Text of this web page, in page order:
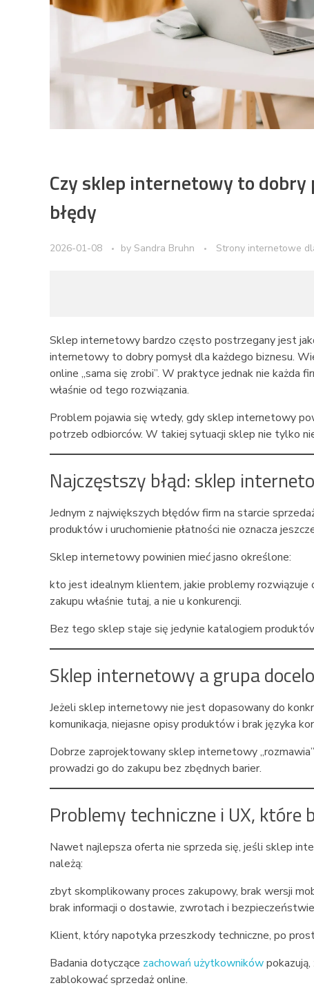
Czy sklep internetowy to dobry
błędy
2026-01-08 by Sandra Bruhn Strony internetowe
Sklep internetowy bardzo często postrzegany jest
internetowy to dobry pomysł dla każdego biznesu.
online „sama się zrobi”. W praktyce jednak nie
właśnie od tego rozwiązania.
Problem pojawia się wtedy, gdy sklep internetowy
potrzeb odbiorców. W takiej sytuacji sklep nie tylko
Najczęstszy błąd: sklep
Jednym z największych błędów firm na starcie
produktów i uruchomienie płatności nie oznacza
Sklep internetowy powinien mieć jasno określone:
kto jest idealnym klientem, jakie problemy rozwiązuje
zakupu właśnie tutaj, a nie u konkurencji.
Bez tego sklep staje się jedynie katalogiem
Sklep internetowy a grupa
Jeżeli sklep internetowy nie jest dopasowany do
komunikacja, niejasne opisy produktów i brak języka
Dobrze zaprojektowany sklep internetowy
prowadzi go do zakupu bez zbędnych barier.
Problemy techniczne i UX, które
Nawet najlepsza oferta nie sprzeda się, jeśli sklep
należą:
zbyt skomplikowany proces zakupowy, brak wersji
brak informacji o dostawie, zwrotach i
Klient, który napotyka przeszkody techniczne, po
Badania dotyczące zachowań użytkowników
zablokować sprzedaż online.